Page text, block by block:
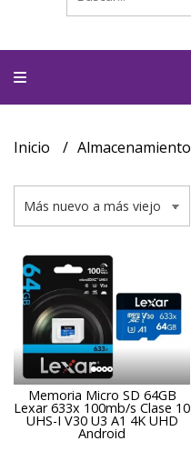
Inicio Almacenamiento
Memoria Micro SD 64GB
Lexar 633x 100mb/s Clase 10
UHS-I V30 U3 A1 4K UHD
Android